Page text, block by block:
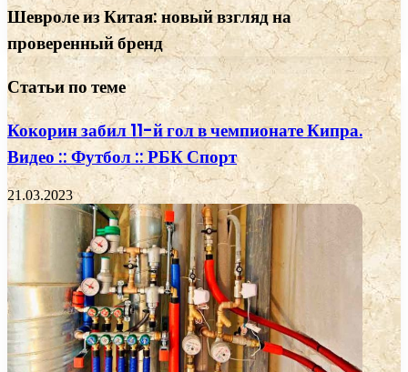
Шевроле из Китая: новый взгляд на
проверенный бренд
Статьи по теме
Кокорин забил 11-й гол в чемпионате Кипра.
Видео :: Футбол :: РБК Спорт
21.03.2023